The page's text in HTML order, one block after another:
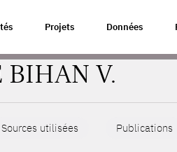
Projets Données
V.
Sources utilisées Publications